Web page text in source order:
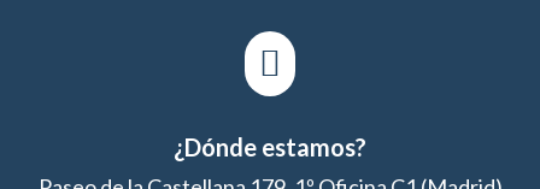

¿Dónde estamos?